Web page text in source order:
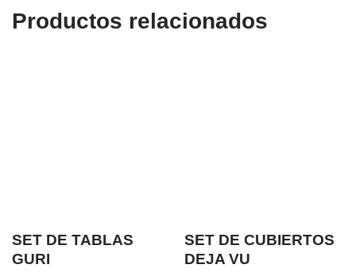
Productos relacionados
SET DE TABLAS
GURI
SET DE CUBIERTOS
DEJA VU